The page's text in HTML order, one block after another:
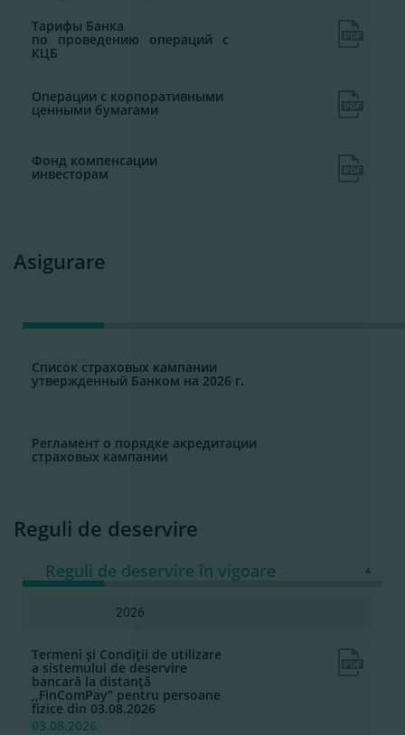
Тарифы Банка
по проведению операций с
КЦБ
Операции с корпоративными
ценными бумагами
Фонд компенсации
инвесторам
Asigurare
Список страховых кампании
утвержденный Банком на 2026 г.
Регламент о порядке акредитации
страховых кампании
Reguli de deservire
Reguli de deservire în vigoare
2026
Termeni şi Condiţii de utilizare
a sistemului de deservire
bancară la distanţă
,,FinComPay” pentru persoane
fizice din 03.08.2026
03.08.2026